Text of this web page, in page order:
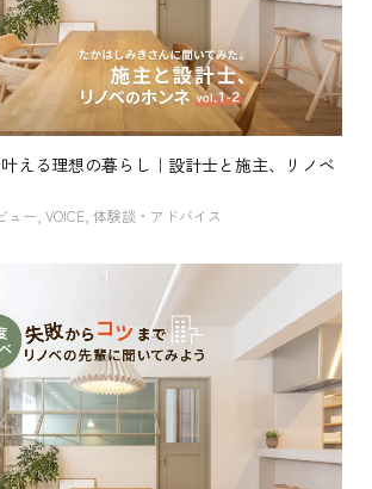
叶える理想の暮らし｜設計士と施主、リノベ
ュー VOICE, 体験談・アドバイス